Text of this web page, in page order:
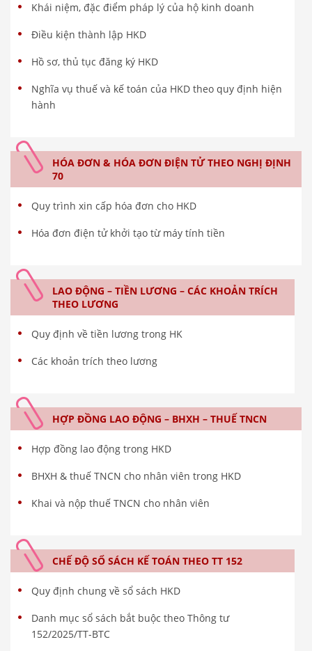
Khái niệm, đặc điểm pháp lý của hộ kinh doanh
Điều kiện thành lập HKD
Hồ sơ, thủ tục đăng ký HKD
Nghĩa vụ thuế và kế toán của HKD theo quy định hiện
hành
HÓA ĐƠN & HÓA ĐƠN ĐIỆN TỬ THEO NGHỊ ĐỊNH
70
Quy trình xin cấp hóa đơn cho HKD
Hóa đơn điện tử khởi tạo từ máy tính tiền
LAO ĐỘNG – TIỀN LƯƠNG – CÁC KHOẢN TRÍCH
THEO LƯƠNG
Quy định về tiền lương trong HK
Các khoản trích theo lương
HỢP ĐỒNG LAO ĐỘNG – BHXH – THUẾ TNCN
Hợp đồng lao động trong HKD
BHXH & thuế TNCN cho nhân viên trong HKD
Khai và nộp thuế TNCN cho nhân viên
CHẾ ĐỘ SỔ SÁCH KẾ TOÁN THEO TT 152
Quy định chung về sổ sách HKD
Danh mục sổ sách bắt buộc theo Thông tư
152/2025/TT-BTC